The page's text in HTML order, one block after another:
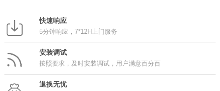
快速响应
5分钟响应，7*12H上门服务
安装调试
按照要求，及时安装调试，用户满意百分百
退换无忧